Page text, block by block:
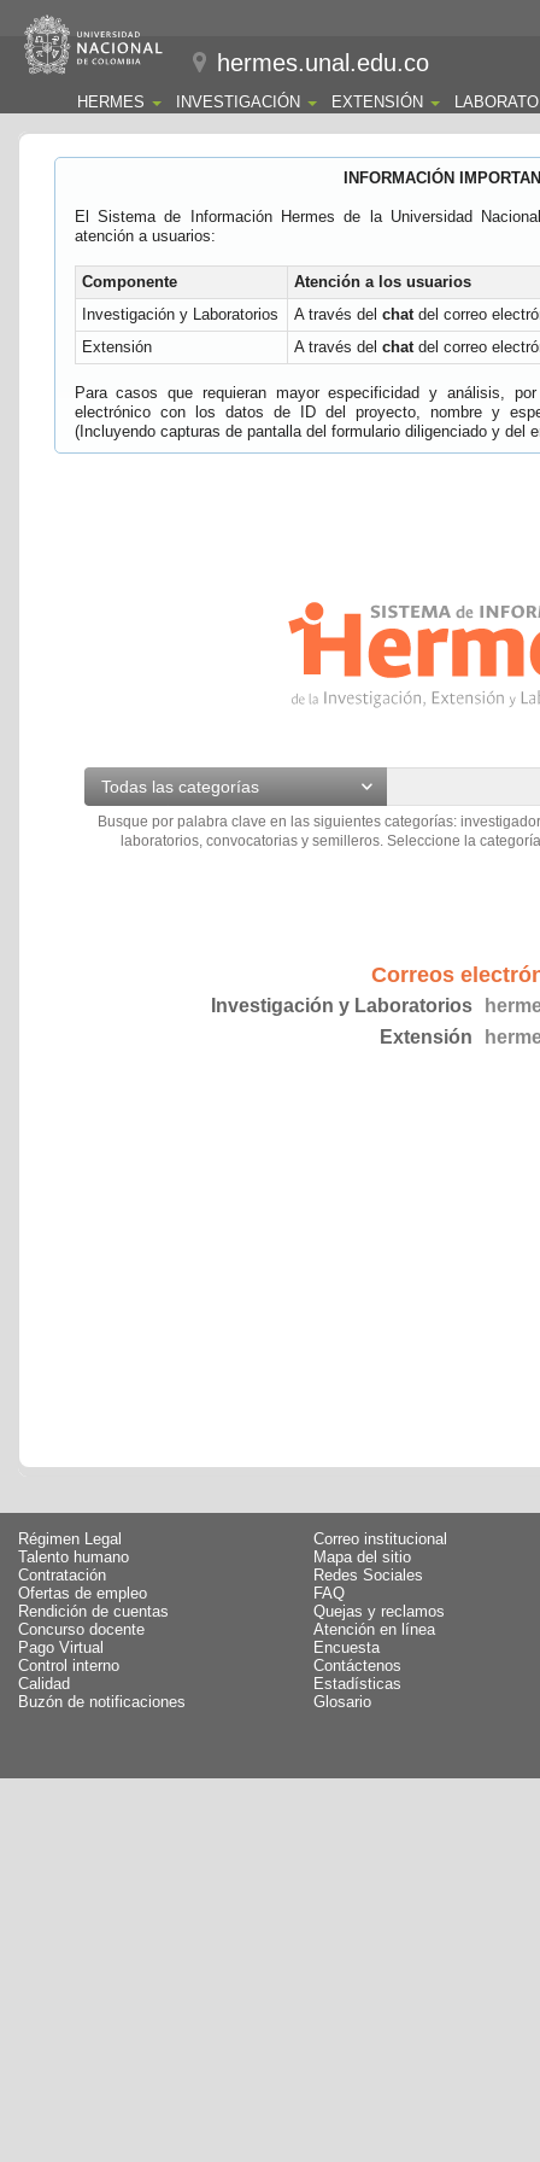
hermes.unal.edu.co
HERMES INVESTIGACIÓN EXTENSIÓN
INFORMACIÓN
El Sistema de Información Hermes de la Universidad
atención a usuarios:
Componente
Atención a los usuarios
Investigación y Laboratorios
A través del chatdel correo
Extensión
A través del chatdel correo
Para casos que requieran mayor especificidad y análisis,
electrónico con los datos de ID del proyecto, nombre y
(Incluyendo capturas de pantalla del formulario diligenciado y del
Todas las categorías
Busque por palabra clave en las siguientes categorías:
laboratorios, convocatorias y semilleros. Seleccione la
Correos
Investigación y Laboratorios
Extensión
Régimen Legal
Talento humano
Contratación
Ofertas de empleo
Rendición de cuentas
Concurso docente
Pago Virtual
Control interno
Calidad
Buzón de notificaciones
Correo institucional
Mapa del sitio
Redes Sociales
FAQ
Quejas y reclamos
Atención en línea
Encuesta
Contáctenos
Estadísticas
Glosario